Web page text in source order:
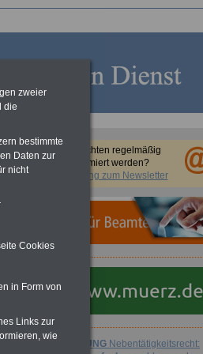
Sie möchten regelmäßig
informiert werden?
Anmeldung zum Newsletter
ACHTUNG Nebentätigkeitsrecht:
zweier
die
bestimmte
Daten zur
nicht
Cookies
in Form von
Links zur
wie